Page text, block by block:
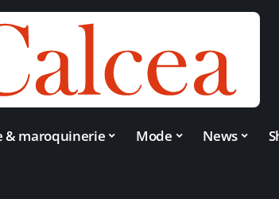
& maroquinerie Mode News